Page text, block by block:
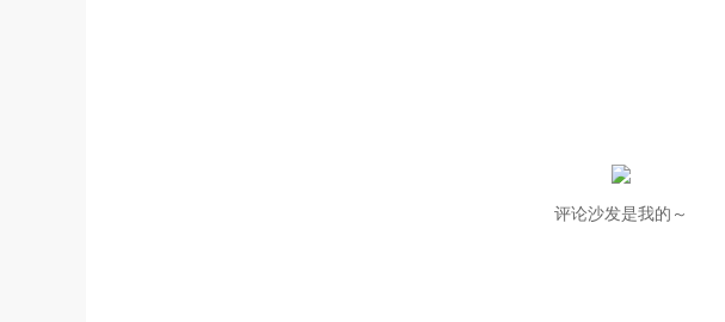
评论沙发是我的～